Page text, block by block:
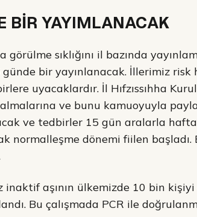
BİR YAYIMLANACAK
görülme sıklığını il bazında
bir yayınlanacak. İllerimiz risk
uyacaklardır. İl Hıfzıssıhha
ve bunu kamuoyuyla
ve tedbirler 15 gün aralarla
normalleşme dönemi fiilen
inaktif aşının ülkemizde 10 bin
Bu çalışmada PCR ile